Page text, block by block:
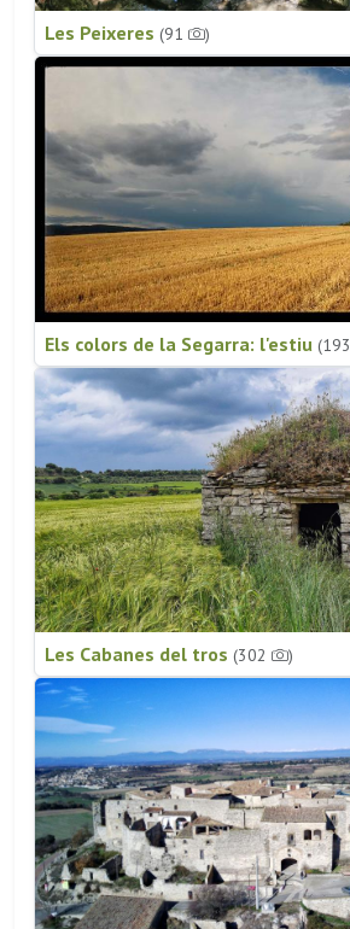
Les Peixeres (91 )
Els colors de la Segarra: l'estiu (193
Les Cabanes del tros (302 )